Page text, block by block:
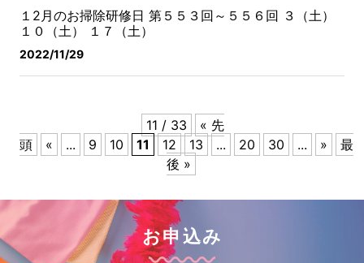
１2月のお掃除研修日 第５５３回～５５６回 ３（土）
１０（土） １７（土）
2022/11/29
11 / 33
« 先
頭
« ... 9 10 11 12 13 ... 20 30 ... »
最
後 »
お申込み